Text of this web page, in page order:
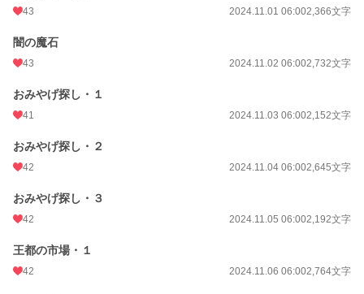
43 2024.11.01 06:002,366文字
闇の魔石
43 2024.11.02 06:002,732文字
おみやげ探し・１
41 2024.11.03 06:002,152文字
おみやげ探し・２
42 2024.11.04 06:002,645文字
おみやげ探し・３
42 2024.11.05 06:002,192文字
王都の市場・１
42 2024.11.06 06:002,764文字